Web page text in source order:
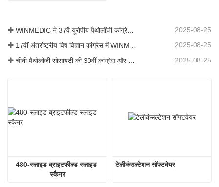
WINMEDIC ने 37वें यूरोपीय पैथोलॉजी कांग्रेस में भाग लिया – दुनिया के साथ नवाचार साझा करना 2025-08-25
2025-08-25
चीनी पैथोलॉजी सोसायटी की 30वीं कांग्रेस और चीनी पैथोलॉजिस्टों की 14वीं वार्षिक बैठक 2025-08-25
480-स्लाइड ब्राइटफील्ड स्लाइड
स्कैनर
टेलीकंसल्टेशन सॉफ्टवेयर